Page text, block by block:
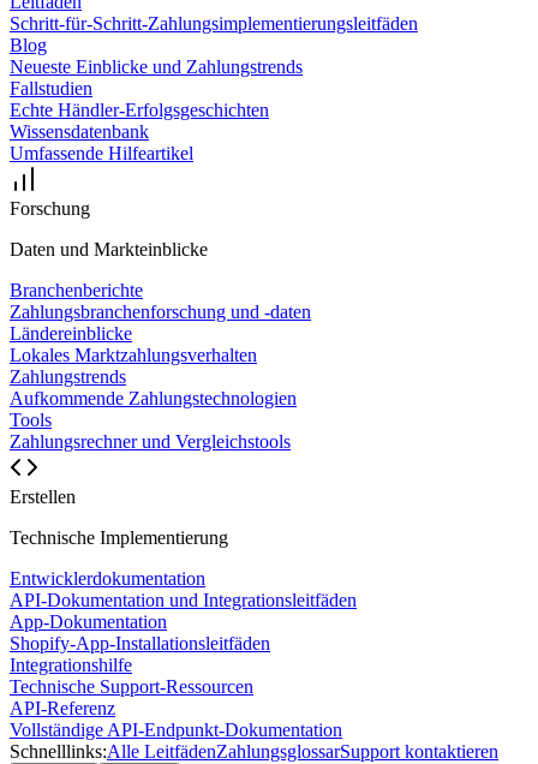
Schritt-für-Schritt-Zahlungsimplementierungsleitfäden
Blog
Neueste Einblicke und Zahlungstrends
Fallstudien
Echte Händler-Erfolgsgeschichten
Wissensdatenbank
Umfassende Hilfeartikel
Forschung
Daten und Markteinblicke
Branchenberichte
Zahlungsbranchenforschung und -daten
Ländereinblicke
Lokales Marktzahlungsverhalten
Zahlungstrends
Aufkommende Zahlungstechnologien
Tools
Zahlungsrechner und Vergleichstools
Erstellen
Technische Implementierung
Entwicklerdokumentation
API-Dokumentation und Integrationsleitfäden
App-Dokumentation
Shopify-App-Installationsleitfäden
Integrationshilfe
Technische Support-Ressourcen
API-Referenz
Vollständige API-Endpunkt-Dokumentation
Schnelllinks:Alle LeitfädenZahlungsglossarSupport kontaktieren